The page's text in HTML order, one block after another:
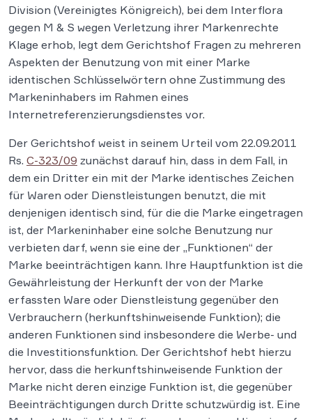
Division (Vereinigtes Königreich), bei dem Interflora
gegen M & S wegen Verletzung ihrer Markenrechte
Klage erhob, legt dem Gerichtshof Fragen zu mehreren
Aspekten der Benutzung von mit einer Marke
identischen Schlüsselwörtern ohne Zustimmung des
Markeninhabers im Rahmen eines
Internetreferenzierungsdienstes vor.
Der Gerichtshof weist in seinem Urteil vom 22.09.2011
Rs. C-323/09 zunächst darauf hin, dass in dem Fall, in
dem ein Dritter ein mit der Marke identisches Zeichen
für Waren oder Dienstleistungen benutzt, die mit
denjenigen identisch sind, für die die Marke eingetragen
ist, der Markeninhaber eine solche Benutzung nur
verbieten darf, wenn sie eine der „Funktionen“ der
Marke beeinträchtigen kann. Ihre Hauptfunktion ist die
Gewährleistung der Herkunft der von der Marke
erfassten Ware oder Dienstleistung gegenüber den
Verbrauchern (herkunftshinweisende Funktion); die
anderen Funktionen sind insbesondere die Werbe- und
die Investitionsfunktion. Der Gerichtshof hebt hierzu
hervor, dass die herkunftshinweisende Funktion der
Marke nicht deren einzige Funktion ist, die gegenüber
Beeinträchtigungen durch Dritte schutzwürdig ist. Eine